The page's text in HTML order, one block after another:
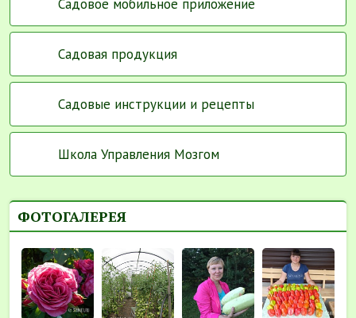
Садовое мобильное приложение
Садовая продукция
Садовые инструкции и рецепты
Школа Управления Мозгом
ФОТОГАЛЕРЕЯ